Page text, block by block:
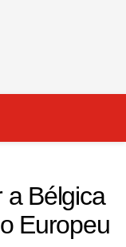
a Bélgica
Europeu